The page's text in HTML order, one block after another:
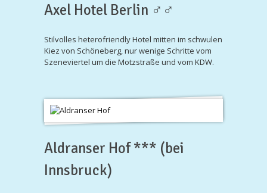
Axel Hotel Berlin ♂♂
Stilvolles heterofriendly Hotel mitten im schwulen
Kiez von Schöneberg, nur wenige Schritte vom
Szeneviertel um die Motzstraße und vom KDW.
Aldranser Hof *** (bei
Innsbruck)